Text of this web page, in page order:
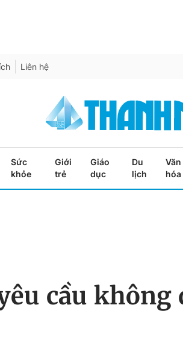
Liên hệ
Sức
khỏe
Giới
trẻ
Giáo
dục
Du
lịch
Văn
hóa
cầu không